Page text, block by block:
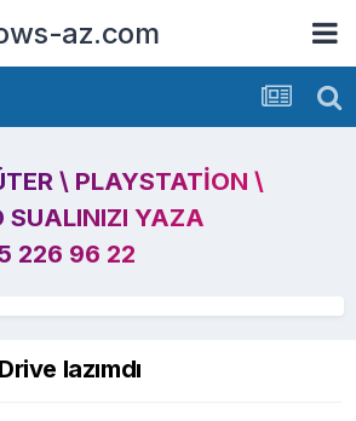
az.com
\ PLAYSTATION \
SUALINIZI YAZA
226 96 22
lazımdı